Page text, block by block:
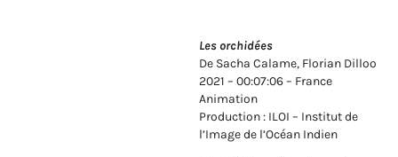
Les orchidées
De Sacha Calame, Florian Dilloo
2021 – 00:07:06 – France
Animation
Production : ILOI – Institut de
l’Image de l’Océan Indien